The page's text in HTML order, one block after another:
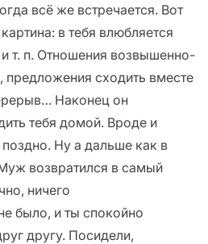
всё же встречается. Вот
в тебя влюбляется
и т. п. Отношения возвышенно-
предложения сходить вместе
Наконец он
тебя домой. Вроде и
Ну а дальше как в
возвратился в самый
ничего
было, и ты спокойно
другу. Посидели,